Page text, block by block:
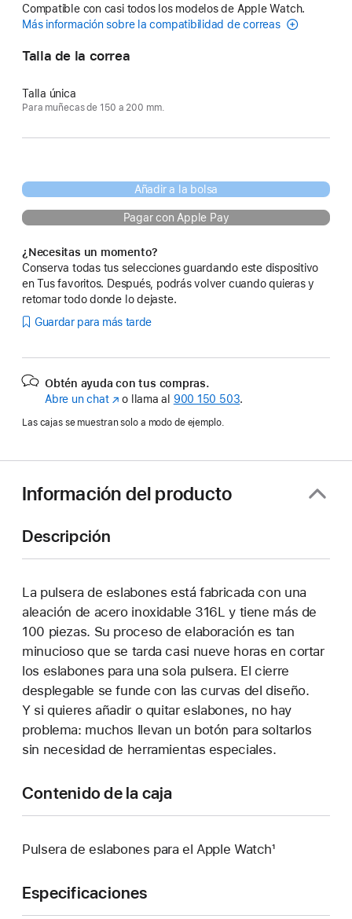
Compatible con casi todos los modelos de Apple Watch.
Más información sobre la compatibilidad de correas
Talla de la correa
Talla única
Para muñecas de 150 a 200 mm.
Añadir a la bolsa
Pagar con Apple Pay
¿Necesitas un momento?
Conserva todas tus selecciones guardando este dispositivo
en Tus favoritos. Después, podrás volver cuando quieras y
retomar todo donde lo dejaste.
Guardar para más tarde
Obtén ayuda con tus compras.
Abre un chat(Se
abre
ventana
o llama al 900 150 503.
Las cajas se muestran solo a modo de ejemplo.
Información del producto
Descripción
La pulsera de eslabones está fabricada con una
aleación de acero inoxidable 316L y tiene más de
100 piezas. Su proceso de elaboración es tan
minucioso que se tarda casi nueve horas en cortar
los eslabones para una sola pulsera. El cierre
desplegable se funde con las curvas del diseño.
Y si quieres añadir o quitar eslabones, no hay
problema: muchos llevan un botón para soltarlos
sin necesidad de herramientas especiales.
Contenido de la caja
Pulsera de eslabones para el Apple Watch¹
Especificaciones